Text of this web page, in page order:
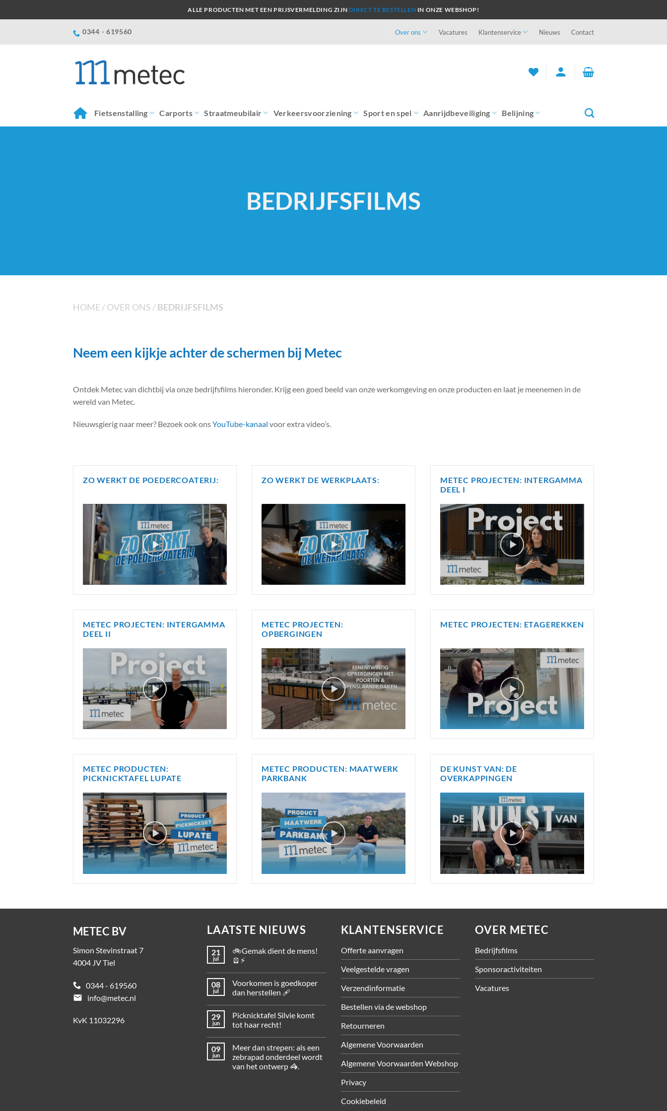
naar
ALLE PRODUCTEN MET EEN PRIJSVERMELDING ZIJN DIRECT TE BESTELLEN IN ONZE WEBSHOP!
0344 - 619560 Over ons Vacatures Klantenservice Nieuws Contact
person
Fietsenstalling Carports Straatmeubilair Verkeersvoorziening Sport en spel Aanrijdbeveiliging Belijning
BEDRIJFSFILMS
HOME/OVER ONS /BEDRIJFSFILMS
Neem een kijkje achter de schermen bij Metec
Ontdek Metec van dichtbij via onze bedrijfsfilms hieronder. Krijg een goed beeld van onze werkomgeving en onze producten en laat je meenemen in de
wereld van Metec.
Nieuwsgierig naar meer? Bezoek ook onsYouTube-kanaal voor extra video’s.
ZO WERKT DE POEDERCOATERIJ: ZO WERKT DE WERKPLAATS:
METEC PROJECTEN: INTERGAMMA
DEEL I
METEC PROJECTEN: INTERGAMMA
DEEL II
METEC PROJECTEN:
OPBERGINGEN
METEC PROJECTEN: ETAGEREKKEN
METEC PRODUCTEN:
PICKNICKTAFEL LUPATE
METEC PRODUCTEN: MAATWERK
PARKBANK
DE KUNST VAN: DE
OVERKAPPINGEN
METEC BV
Simon Stevinstraat 7
4004 JV Tiel
0344 - 619560
email
info@metec.nl
KvK 11032296
LAATSTE NIEUWS
21
jul
🚲Gemak dient de mens!
🪫⚡
08
jul
Voorkomen is goedkoper
dan herstellen 🩹
29
jun
Picknicktafel Silvie komt
tot haar recht!
09
jun
Meer dan strepen: als een
zebrapad onderdeel wordt
van het ontwerp 🦓.
KLANTENSERVICE
Offerte aanvragen
Veelgestelde vragen
Verzendinformatie
Bestellen via de webshop
Retourneren
Algemene Voorwaarden
Algemene Voorwaarden Webshop
Privacy
Cookiebeleid
OVER METEC
Bedrijfsfilms
Sponsoractiviteiten
Vacatures